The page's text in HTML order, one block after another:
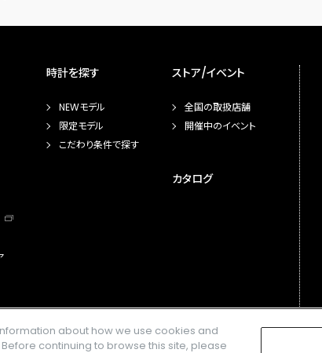
時計を探す
NEWモデル
限定モデル
こだわり条件で探す
ストア/イベント
全国の取扱店舗
開催中のイベント
カタログ
about how we use cookies and
Before continuing to browse this site, please